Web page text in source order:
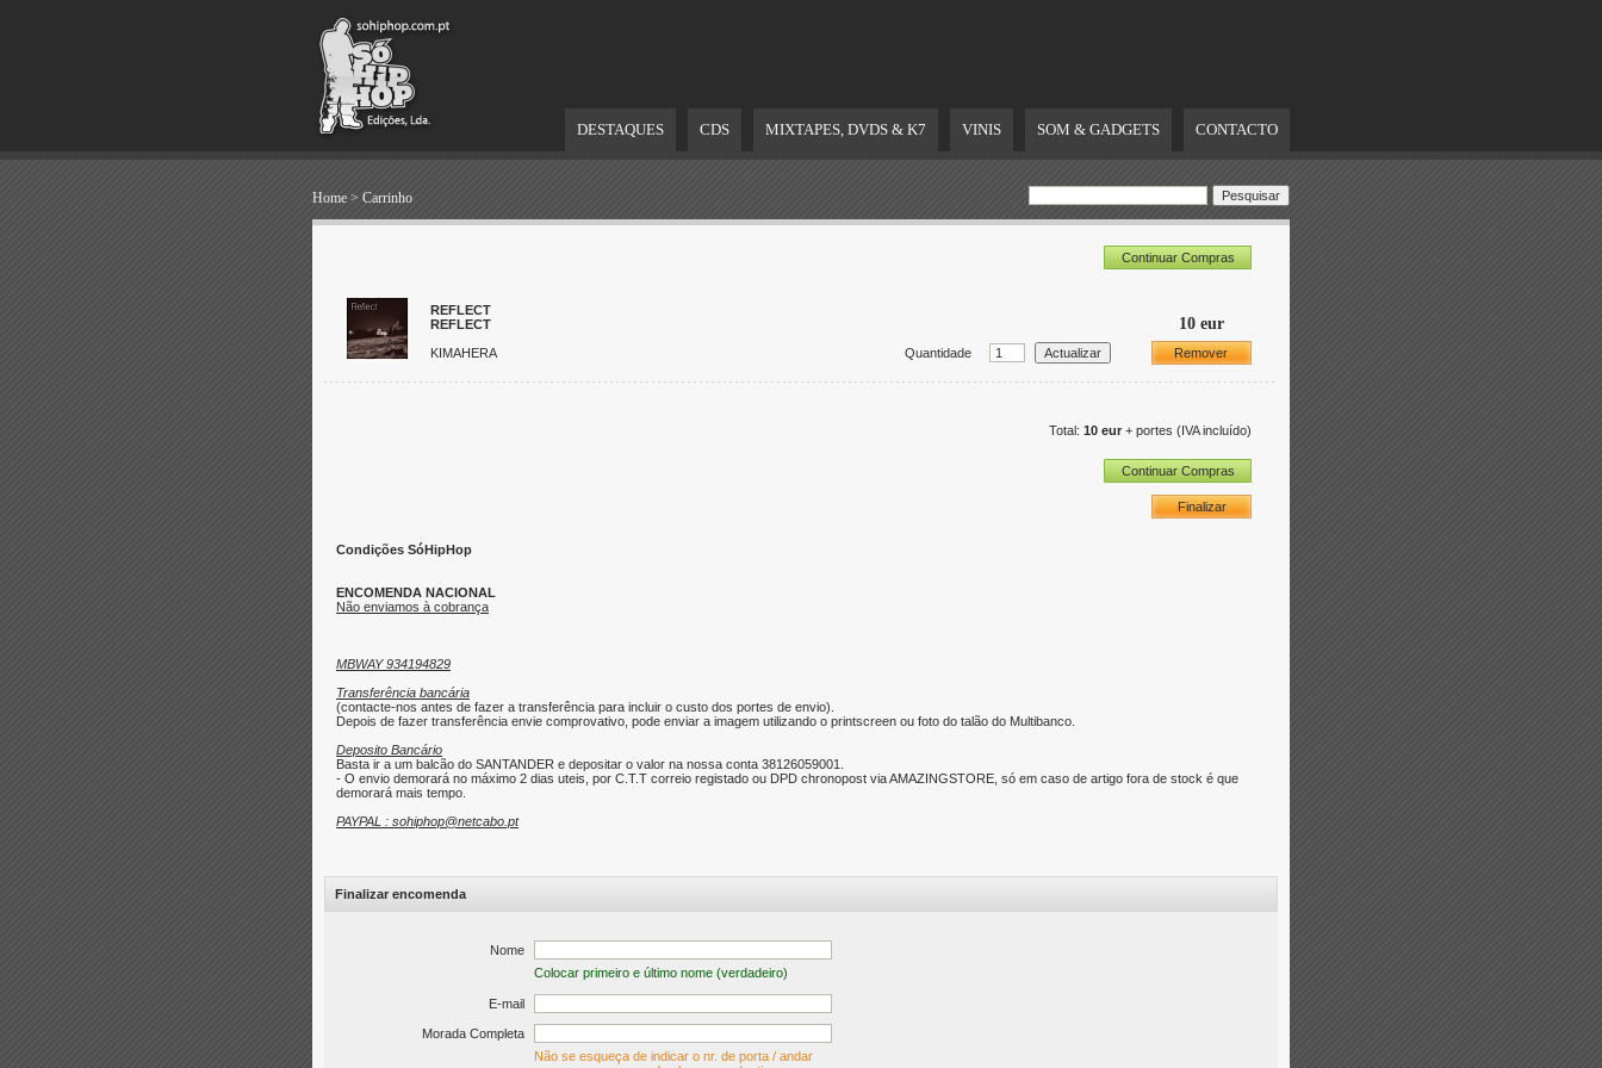
DESTAQUES CDS MIXTAPES, DVDS & K7 VINIS SOM & GADGETS CONTACTO
Home > Carrinho
Continuar Compras
REFLECT
REFLECT
10 eur
KIMAHERA Quantidade Remover
Total: 10 eur + portes (IVA incluído)
Continuar Compras
Finalizar
Condições SóHipHop
ENCOMENDA NACIONAL
Não enviamos à cobrança
MBWAY 934194829
Transferência bancária
(contacte-nos antes de fazer a transferência para incluir o custo dos portes de envio).
Depois de fazer transferência envie comprovativo, pode enviar a imagem utilizando o printscreen ou foto do talão do Multibanco.
Deposito Bancário
Basta ir a um balcão do SANTANDER e depositar o valor na nossa conta 38126059001.
- O envio demorará no máximo 2 dias uteis, por C.T.T correio registado ou DPD chronopost via AMAZINGSTORE, só em caso de artigo fora de stock é que
demorará mais tempo.
PAYPAL : sohiphop@netcabo.pt
Finalizar encomenda
Nome
Colocar primeiro e último nome (verdadeiro)
E-mail
Morada Completa
Não se esqueça de indicar o nr. de porta / andar